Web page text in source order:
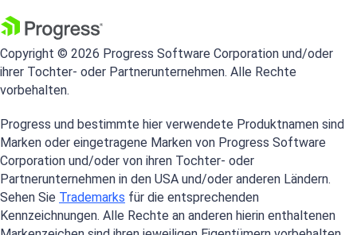
Copyright © 2026 Progress Software Corporation und/oder
ihrer Tochter- oder Partnerunternehmen. Alle Rechte
vorbehalten.
Progress und bestimmte hier verwendete Produktnamen sind
Marken oder eingetragene Marken von Progress Software
Corporation und/oder von ihren Tochter- oder
Partnerunternehmen in den USA und/oder anderen Ländern.
Sehen Sie Trademarks für die entsprechenden
Kennzeichnungen. Alle Rechte an anderen hierin enthaltenen